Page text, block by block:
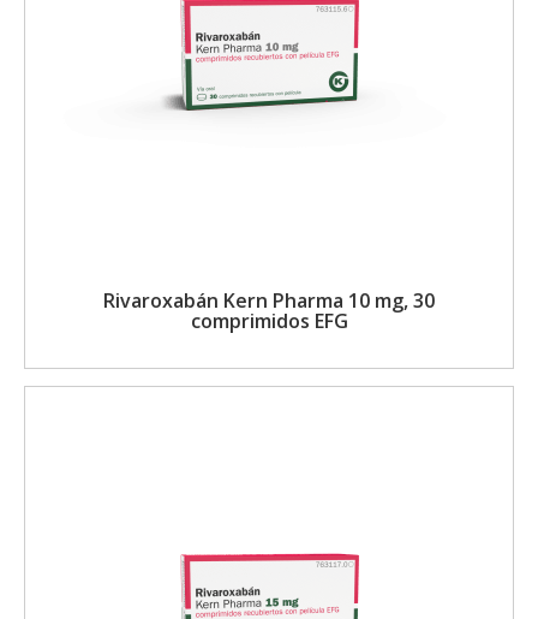
Rivaroxabán Kern Pharma 10 mg, 30
comprimidos EFG